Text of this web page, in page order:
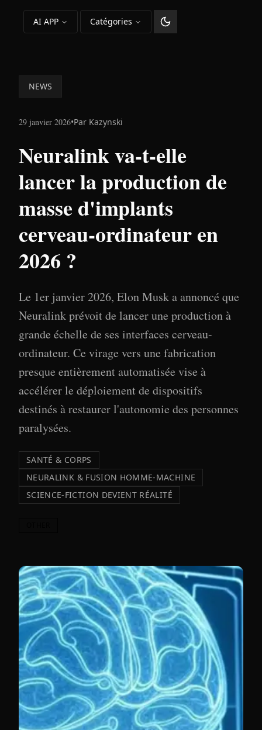
AI APP Catégories
Changer le thème
NEWS
29 janvier 2026•Par Kazynski
Neuralink va-t-elle
lancer la production de
masse d'implants
cerveau-ordinateur en
2026 ?
Le 1er janvier 2026, Elon Musk a annoncé que
Neuralink prévoit de lancer une production à
grande échelle de ses interfaces cerveau-
ordinateur. Ce virage vers une fabrication
presque entièrement automatisée vise à
accélérer le déploiement de dispositifs
destinés à restaurer l'autonomie des personnes
paralysées.
SANTÉ & CORPS
NEURALINK & FUSION HOMME-MACHINE
SCIENCE-FICTION DEVIENT RÉALITÉ